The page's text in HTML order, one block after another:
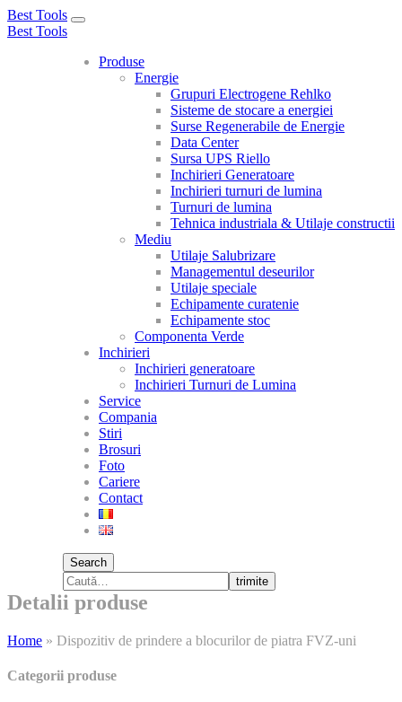
Best Tools
Toggle
Best Tools
Produse
Energie
Grupuri Electrogene Rehlko
Sisteme de stocare a energiei
Surse Regenerabile de Energie
Data Center
Sursa UPS Riello
Inchirieri Generatoare
Inchirieri turnuri de lumina
Turnuri de lumina
Tehnica industriala & Utilaje constructii
Mediu
Utilaje Salubrizare
Managementul deseurilor
Utilaje speciale
Echipamente curatenie
Echipamente stoc
Componenta Verde
Inchirieri
Inchirieri generatoare
Inchirieri Turnuri de Lumina
Service
Compania
Stiri
Brosuri
Foto
Cariere
Contact
Search
trimite
Detalii produse
Home » Dispozitiv de prindere a blocurilor de piatra FVZ-uni
Categorii produse